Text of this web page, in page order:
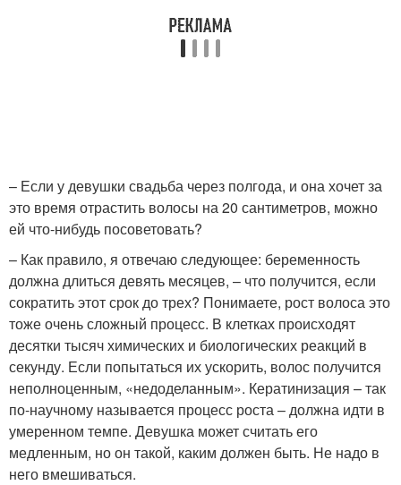
– Если у девушки свадьба через полгода, и она хочет за
это время отрастить волосы на 20 сантиметров, можно
ей что-нибудь посоветовать?
– Как правило, я отвечаю следующее: беременность
должна длиться девять месяцев, – что получится, если
сократить этот срок до трех? Понимаете, рост волоса это
тоже очень сложный процесс. В клетках происходят
десятки тысяч химических и биологических реакций в
секунду. Если попытаться их ускорить, волос получится
неполноценным, «недоделанным». Кератинизация – так
по-научному называется процесс роста – должна идти в
умеренном темпе. Девушка может считать его
медленным, но он такой, каким должен быть. Не надо в
него вмешиваться.